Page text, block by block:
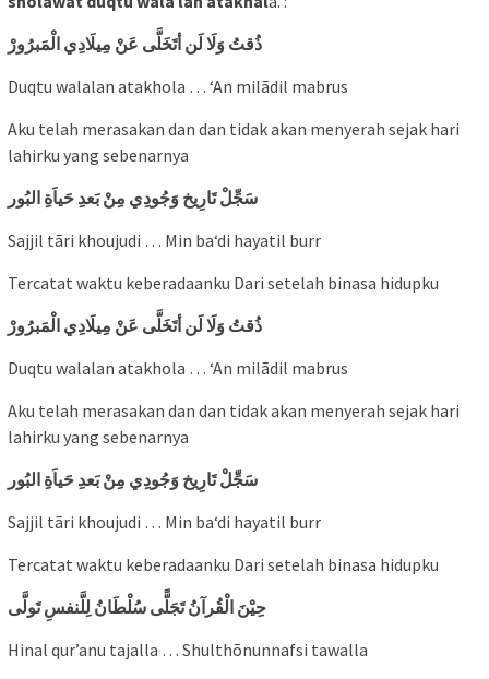
ذُقتُ وَلَا لَن أتَخَلَّى عَنْ مِيلَادِي الْمَبرُورْ
Duqtu walalan atakhola … ‘An milãdil mabrus
Aku telah merasakan dan dan tidak akan menyerah sejak hari
lahirku yang sebenarnya
سَجِّلْ تَارِيخ وَجُودِي مِنْ بَعدِ حَياَةِ البُور
Sajjil tãri khoujudi … Min ba‘di hayatil burr
Tercatat waktu keberadaanku Dari setelah binasa hidupku
ذُقتُ وَلَا لَن أتَخَلَّى عَنْ مِيلَادِي الْمَبرُورْ
Duqtu walalan atakhola … ‘An milãdil mabrus
Aku telah merasakan dan dan tidak akan menyerah sejak hari
lahirku yang sebenarnya
سَجِّلْ تَارِيخ وَجُودِي مِنْ بَعدِ حَياَةِ البُور
Sajjil tãri khoujudi … Min ba‘di hayatil burr
Tercatat waktu keberadaanku Dari setelah binasa hidupku
حِيْنَ الْقُرآنُ تَجَلًّى سُلْطَانُ لِلَّنفسِ تَولَّى
Hinal qur’anu tajalla … Shulthõnunnafsi tawalla